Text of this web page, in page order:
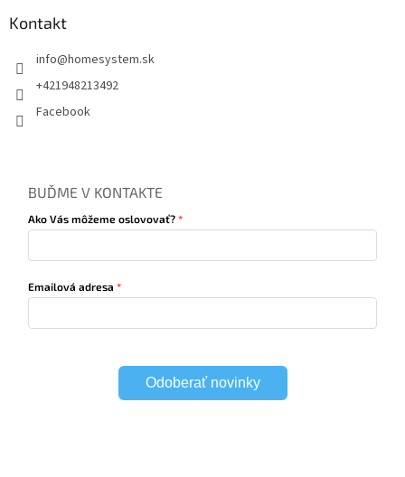
Kontakt
info@homesystem.sk
+421948213492
Facebook
BUĎME V KONTAKTE
Ako Vás môžeme oslovovať?
Emailová adresa
Odoberať novinky